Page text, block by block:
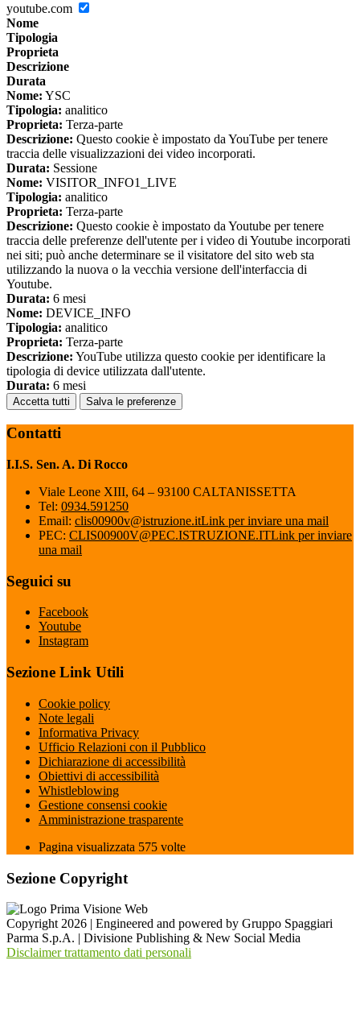
youtube.com
Nome
Tipologia
Proprieta
Descrizione
Durata
Nome: YSC
Tipologia: analitico
Proprieta: Terza-parte
Descrizione: Questo cookie è impostato da YouTube per tenere
traccia delle visualizzazioni dei video incorporati.
Durata: Sessione
Nome: VISITOR_INFO1_LIVE
Tipologia: analitico
Proprieta: Terza-parte
Descrizione: Questo cookie è impostato da Youtube per tenere
traccia delle preferenze dell'utente per i video di Youtube incorporati
nei siti; può anche determinare se il visitatore del sito web sta
utilizzando la nuova o la vecchia versione dell'interfaccia di
Youtube.
Durata: 6 mesi
Nome: DEVICE_INFO
Tipologia: analitico
Proprieta: Terza-parte
Descrizione: YouTube utilizza questo cookie per identificare la
tipologia di device utilizzata dall'utente.
Durata: 6 mesi
Accetta tutti Salva le preferenze
Contatti
I.I.S. Sen. A. Di Rocco
Viale Leone XIII, 64 – 93100 CALTANISSETTA
Tel: 0934.591250
Email: clis00900v@istruzione.itLink per inviare una mail
PEC: CLIS00900V@PEC.ISTRUZIONE.ITLink per inviare
una mail
Seguici su
Facebook
Youtube
Instagram
Sezione Link Utili
Cookie policy
Note legali
Informativa Privacy
Ufficio Relazioni con il Pubblico
Dichiarazione di accessibilità
Obiettivi di accessibilità
Whistleblowing
Gestione consensi cookie
Amministrazione trasparente
Pagina visualizzata 575 volte
Sezione Copyright
Copyright 2026 | Engineered and powered by Gruppo Spaggiari
Parma S.p.A. | Divisione Publishing & New Social Media
Disclaimer trattamento dati personali